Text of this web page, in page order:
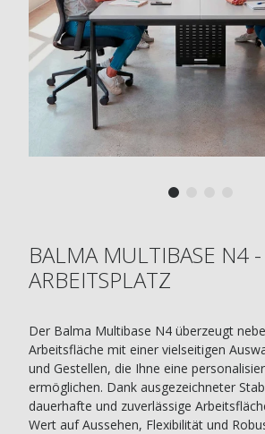
BALMA MULTIBASE N4
ARBEITSPLATZ
Der Balma Multibase N4 überzeugt
Arbeitsfläche mit einer vielseitigen
und Gestellen, die Ihne eine
ermöglichen. Dank ausgezeichneter
dauerhafte und zuverlässige
Wert auf Aussehen, Flexibilität und